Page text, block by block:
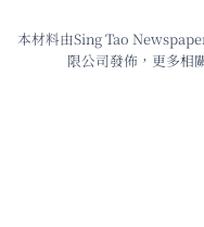
本材料由Sing Tao
限公司發佈，更多相